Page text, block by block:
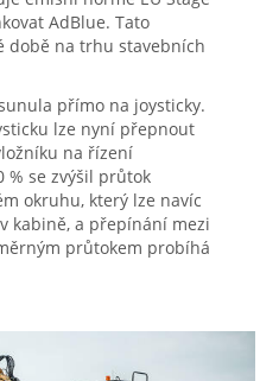
AdBlue. Tato
době na trhu stavebních
přímo na joysticky.
lze nyní přepnout
na řízení
% se zvýšil průtok
okruhu, který lze navíc
kabině, a přepínání mezi
průtokem probíhá